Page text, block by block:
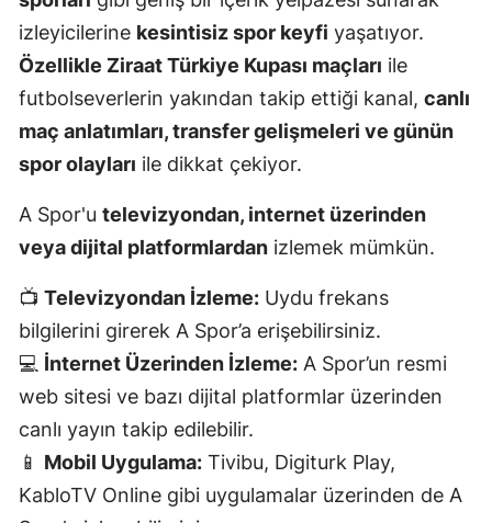
Kütahya
Malatya
Manisa
Muğla
Muş
Nevşehir
Niğde
Rize
izleyicilerine kesintisiz spor keyfi yaşatıyor.
Özellikle Ziraat Türkiye Kupası maçları ile
futbolseverlerin yakından takip ettiği kanal, canlı
maç anlatımları, transfer gelişmeleri ve günün
spor olayları ile dikkat çekiyor.
A Spor'u televizyondan, internet üzerinden
veya dijital platformlardan izlemek mümkün.
📺 Televizyondan İzleme: Uydu frekans
bilgilerini girerek A Spor’a erişebilirsiniz.
💻 İnternet Üzerinden İzleme: A Spor’un resmi
web sitesi ve bazı dijital platformlar üzerinden
canlı yayın takip edilebilir.
📱 Mobil Uygulama: Tivibu, Digiturk Play,
KabloTV Online gibi uygulamalar üzerinden de A